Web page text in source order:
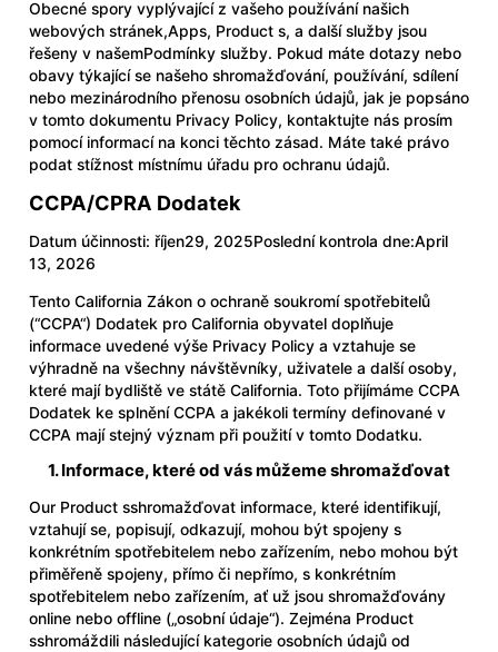
Obecné spory vyplývající z vašeho používání našich
webových stránek,Apps, Product s, a další služby jsou
řešeny v našemPodmínky služby. Pokud máte dotazy nebo
obavy týkající se našeho shromažďování, používání, sdílení
nebo mezinárodního přenosu osobních údajů, jak je popsáno
v tomto dokumentu Privacy Policy, kontaktujte nás prosím
pomocí informací na konci těchto zásad. Máte také právo
podat stížnost místnímu úřadu pro ochranu údajů.
CCPA/CPRA Dodatek
Datum účinnosti: říjen29, 2025Poslední kontrola dne:April
13, 2026
Tento California Zákon o ochraně soukromí spotřebitelů
(“CCPA“) Dodatek pro California obyvatel doplňuje
informace uvedené výše Privacy Policy a vztahuje se
výhradně na všechny návštěvníky, uživatele a další osoby,
které mají bydliště ve státě California. Toto přijímáme CCPA
Dodatek ke splnění CCPA a jakékoli termíny definované v
CCPA mají stejný význam při použití v tomto Dodatku.
1. Informace, které od vás můžeme shromažďovat
Our Product sshromažďovat informace, které identifikují,
vztahují se, popisují, odkazují, mohou být spojeny s
konkrétním spotřebitelem nebo zařízením, nebo mohou být
přiměřeně spojeny, přímo či nepřímo, s konkrétním
spotřebitelem nebo zařízením, ať už jsou shromažďovány
online nebo offline („osobní údaje“). Zejména Product
sshromáždili následující kategorie osobních údajů od